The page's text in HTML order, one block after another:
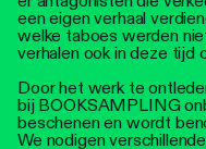
een eigen verhaal
welke taboes werden
verhalen ook in deze tijd
Door het werk te
bij BOOKSAMPLING
beschenen en wordt
We nodigen